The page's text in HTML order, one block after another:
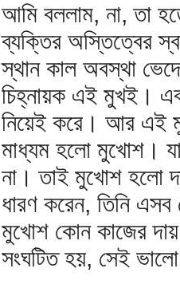
আমি বললাম, না, তা
ব্যক্তির অস্তিত্বের
স্থান কাল অবস্থা
চিহ্নায়ক এই মুখই।
নিয়েই করে। আর এই
মাধ্যম হলো মুখোশ। যা
না। তাই মুখোশ হলো
ধারণ করেন, তিনি
মুখোশ কোন কাজের দায়
সংঘটিত হয়, সেই